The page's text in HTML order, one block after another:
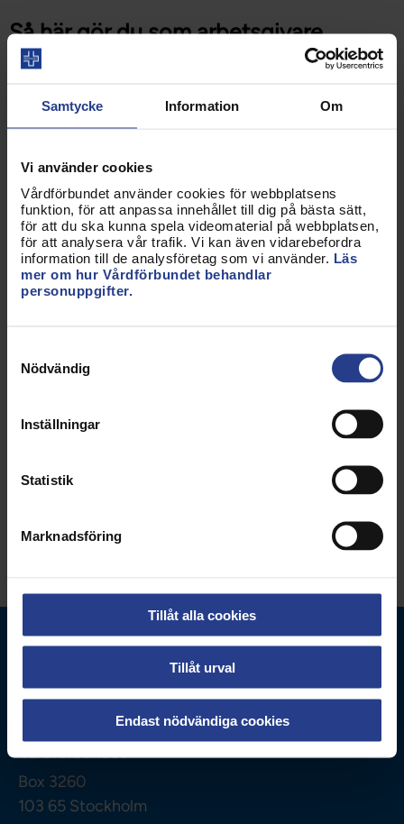
Samtycke Information Om
Vi använder cookies
Vårdförbundet använder cookies för webbplatsens
funktion, för att anpassa innehållet till dig på bästa sätt,
för att du ska kunna spela videomaterial på webbplatsen,
för att analysera vår trafik. Vi kan även vidarebefordra
information till de analysföretag som vi använder. Läs
mer om hur Vårdförbundet behandlar
personuppgifter.
Nödvändig
Inställningar
Statistik
Marknadsföring
Tillåt alla cookies
Tillåt urval
Endast nödvändiga cookies
Så här gör du som arbetsgivare
Börja med att gå in på
Migrationsverkets webbplats
arbetstillstånd för arbetstagare som kommer från ett
land utanför EU. Där finns bland annat en steg-för-
steg-instruktion inför anställning av en medborgare
du har registrerat ansökan om arbetstillstånd och fyllt
i anställningserbjudandet kan du begära ett fackligt
yttrande i samma digitala tjänst. Vårdförbundet
jämför anställningsvillkoren och övriga villkor med
kollektivavtal eller praxis inom branschen och skickar
Vi hanterar begäranden löpande och svarar inom 10
Vårdförbundet
Box 3260
103 65 Stockholm